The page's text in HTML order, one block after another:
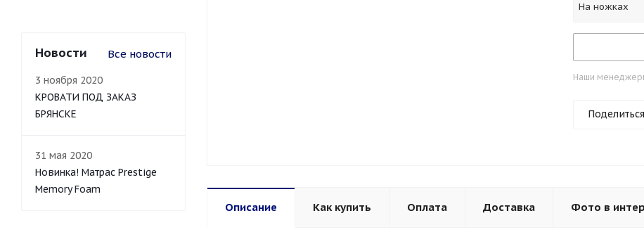
На ножках
Наши менеджеры
Поделиться
Описание Как купить Оплата Доставка Фото в
Новости Все новости
3 ноября 2020
КРОВАТИ ПОД ЗАКАЗ
БРЯНСКЕ
31 мая 2020
Новинка! Матрас Prestige
Memory Foam